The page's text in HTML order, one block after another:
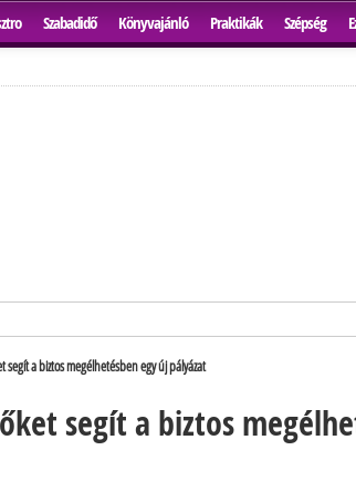
Szabadidő Könyvajánló Praktikák Szépség
a biztos megélhetésben egy új pályázat
segít a biztos